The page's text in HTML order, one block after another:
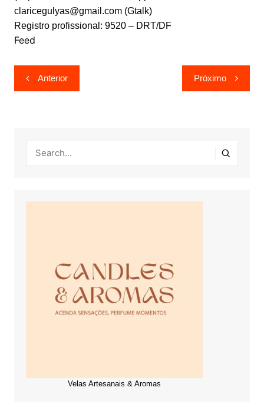
claricegulyas@gmail.com (Gtalk)
Registro profissional: 9520 – DRT/DF
Feed
Navegação
de
Anterior Próximo
Velas Artesanais & Aromas